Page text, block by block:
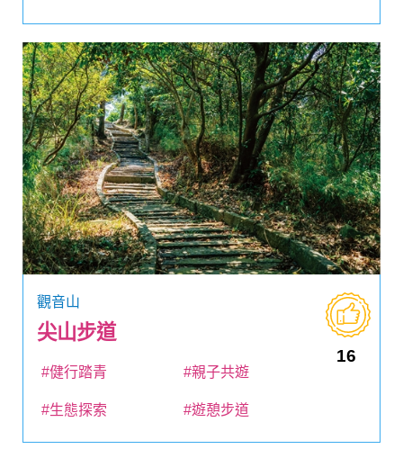
觀音山
尖山步道
16
#健行踏青 #親子共遊
#生態探索 #遊憩步道